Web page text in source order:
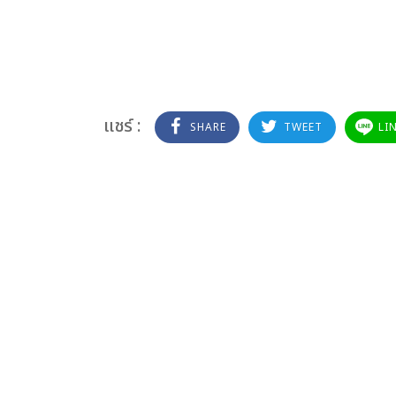
แชร์ : SHARE TWEET